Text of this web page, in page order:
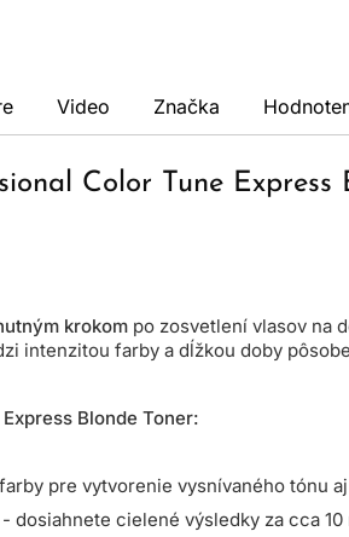
Video Značka
Color Tune
krokom po zosvetlení vlasov na
intenzitou farby a dĺžkou doby
Blonde Toner:
pre vytvorenie vysnívaného tónu aj
- dosiahnete cielené výsledky za cca 10